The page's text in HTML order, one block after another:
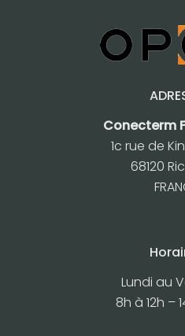
Conecterm
1c rue de
68120
Lundi au
8h à 12h –